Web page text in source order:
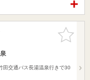
お気に入
りに追加
田交通バス長湯温泉行きで30